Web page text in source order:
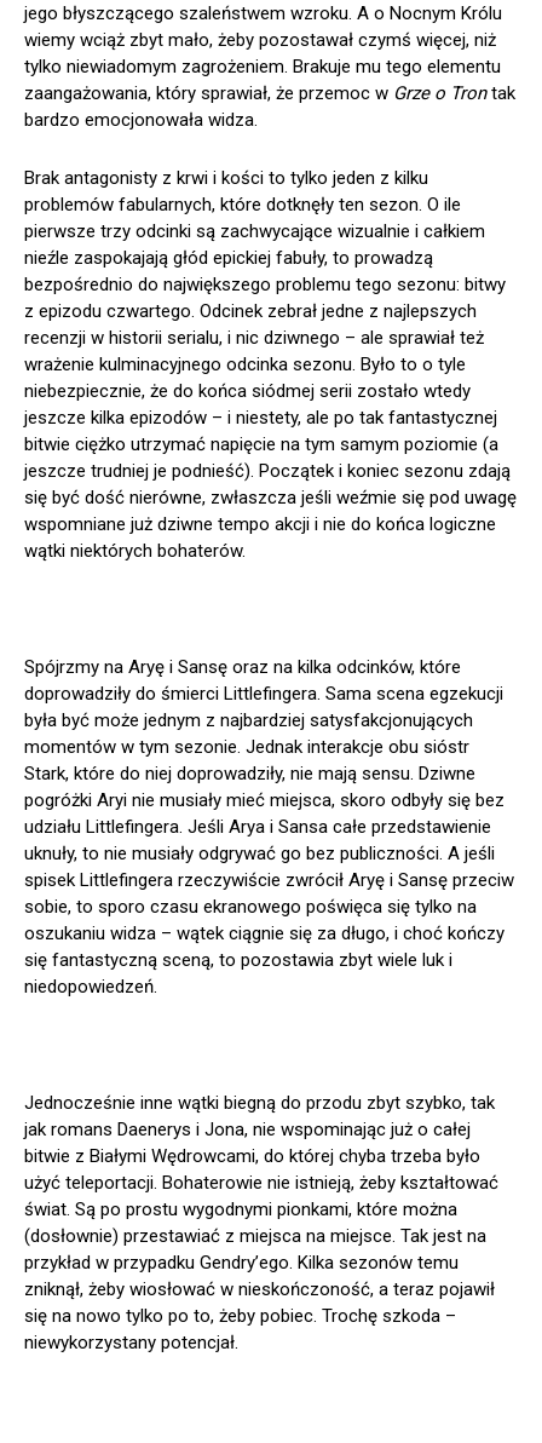
jego błyszczącego szaleństwem wzroku. A o Nocnym Królu
wiemy wciąż zbyt mało, żeby pozostawał czymś więcej, niż
tylko niewiadomym zagrożeniem. Brakuje mu tego elementu
zaangażowania, który sprawiał, że przemoc w Grze o Trontak
bardzo emocjonowała widza.
Brak antagonisty z krwi i kości to tylko jeden z kilku
problemów fabularnych, które dotknęły ten sezon. O ile
pierwsze trzy odcinki są zachwycające wizualnie i całkiem
nieźle zaspokajają głód epickiej fabuły, to prowadzą
bezpośrednio do największego problemu tego sezonu: bitwy
z epizodu czwartego. Odcinek zebrał jedne z najlepszych
recenzji w historii serialu, i nic dziwnego – ale sprawiał też
wrażenie kulminacyjnego odcinka sezonu. Było to o tyle
niebezpiecznie, że do końca siódmej serii zostało wtedy
jeszcze kilka epizodów – i niestety, ale po tak fantastycznej
bitwie ciężko utrzymać napięcie na tym samym poziomie (a
jeszcze trudniej je podnieść). Początek i koniec sezonu zdają
się być dość nierówne, zwłaszcza jeśli weźmie się pod uwagę
wspomniane już dziwne tempo akcji i nie do końca logiczne
wątki niektórych bohaterów.
Spójrzmy na Aryę i Sansę oraz na kilka odcinków, które
doprowadziły do śmierci Littlefingera. Sama scena egzekucji
była być może jednym z najbardziej satysfakcjonujących
momentów w tym sezonie. Jednak interakcje obu sióstr
Stark, które do niej doprowadziły, nie mają sensu. Dziwne
pogróżki Aryi nie musiały mieć miejsca, skoro odbyły się bez
udziału Littlefingera. Jeśli Arya i Sansa całe przedstawienie
uknuły, to nie musiały odgrywać go bez publiczności. A jeśli
spisek Littlefingera rzeczywiście zwrócił Aryę i Sansę przeciw
sobie, to sporo czasu ekranowego poświęca się tylko na
oszukaniu widza – wątek ciągnie się za długo, i choć kończy
się fantastyczną sceną, to pozostawia zbyt wiele luk i
niedopowiedzeń.
Jednocześnie inne wątki biegną do przodu zbyt szybko, tak
jak romans Daenerys i Jona, nie wspominając już o całej
bitwie z Białymi Wędrowcami, do której chyba trzeba było
użyć teleportacji. Bohaterowie nie istnieją, żeby kształtować
świat. Są po prostu wygodnymi pionkami, które można
(dosłownie) przestawiać z miejsca na miejsce. Tak jest na
przykład w przypadku Gendry’ego. Kilka sezonów temu
zniknął, żeby wiosłować w nieskończoność, a teraz pojawił
się na nowo tylko po to, żeby pobiec. Trochę szkoda –
niewykorzystany potencjał.